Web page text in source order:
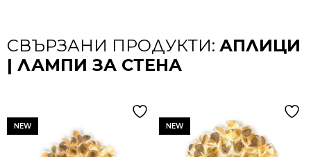
СВЪРЗАНИ ПРОДУКТИ: АПЛИЦИ
| ЛАМПИ ЗА СТЕНА
NEW NEW